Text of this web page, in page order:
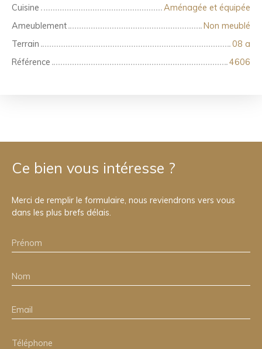
Cuisine
Aménagée et équipée
Ameublement
Non meublé
Terrain
08 a
Référence
4606
Ce bien vous intéresse ?
Merci de remplir le formulaire, nous reviendrons vers vous
dans les plus brefs délais.
Prénom
Nom
Email
Téléphone